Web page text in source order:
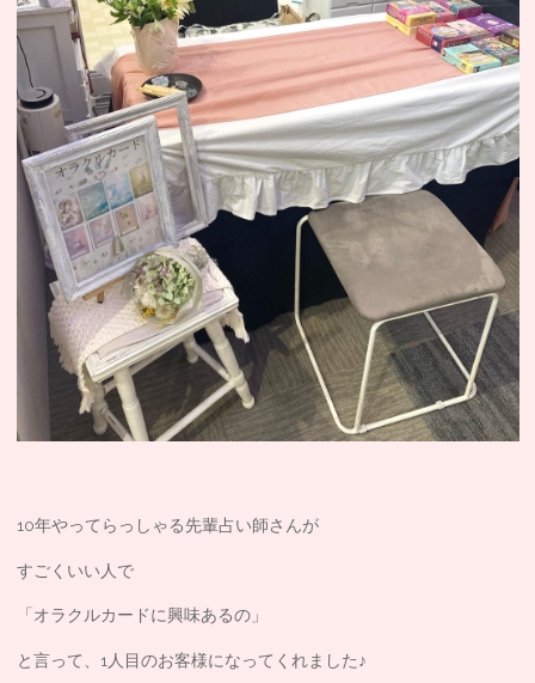
10年やってらっしゃる先輩占い師さんが
すごくいい人で
「オラクルカードに興味あるの」
と言って、1人目のお客様になってくれました♪